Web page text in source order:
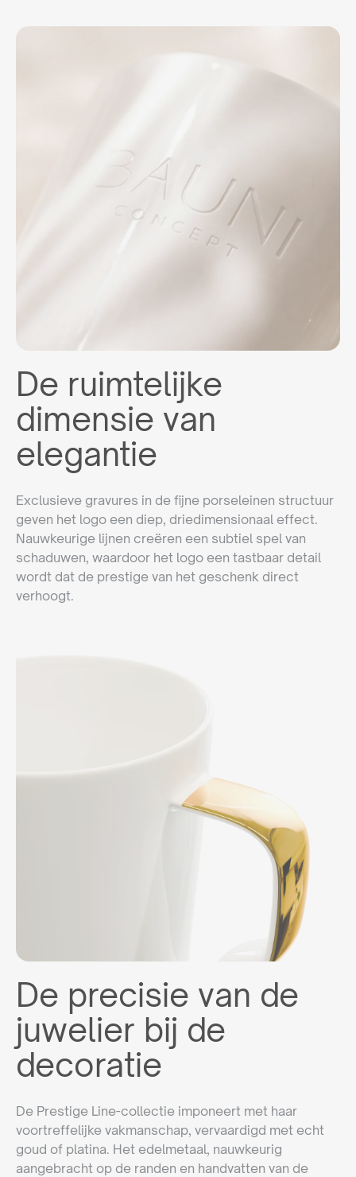
De ruimtelijke
dimensie van
elegantie
Exclusieve gravures in de fijne porseleinen structuur
geven het logo een diep, driedimensionaal effect.
Nauwkeurige lijnen creëren een subtiel spel van
schaduwen, waardoor het logo een tastbaar detail
wordt dat de prestige van het geschenk direct
verhoogt.
De precisie van de
juwelier bij de
decoratie
De Prestige Line-collectie imponeert met haar
voortreffelijke vakmanschap, vervaardigd met echt
goud of platina. Het edelmetaal, nauwkeurig
aangebracht op de randen en handvatten van de